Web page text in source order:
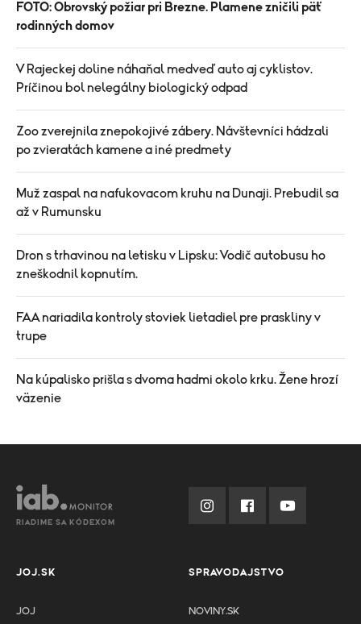
FOTO: Obrovský požiar pri Brezne. Plamene zničili päť
rodinných domov
V Rajeckej doline náhaňal medveď auto aj cyklistov.
Príčinou bol nelegálny biologický odpad
Zoo zverejnila znepokojivé zábery. Návštevníci hádzali
po zvieratách kamene a iné predmety
Muž zaspal na nafukovacom kruhu na Dunaji. Prebudil sa
až v Rumunsku
Dron s trhavinou na letisku v Lipsku: Vodič autobusu ho
zneškodnil kopnutím.
FAA nariadila kontroly stoviek lietadiel pre praskliny v
trupe
Na kúpalisko prišla s dvoma hadmi okolo krku. Žene hrozí
väzenie
RIADIME SA KÓDEXOM
JOJ.SK
JOJ
SPRAVODAJSTVO
NOVINY.SK